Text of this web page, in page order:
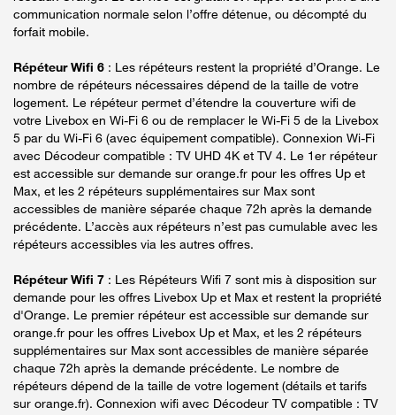
communication normale selon l’offre détenue, ou décompté du
forfait mobile.
Répéteur Wifi 6 : Les répéteurs restent la propriété d’Orange. Le
nombre de répéteurs nécessaires dépend de la taille de votre
logement. Le répéteur permet d’étendre la couverture wifi de
votre Livebox en Wi-Fi 6 ou de remplacer le Wi-Fi 5 de la Livebox
5 par du Wi-Fi 6 (avec équipement compatible). Connexion Wi-Fi
avec Décodeur compatible : TV UHD 4K et TV 4. Le 1er répéteur
est accessible sur demande sur orange.fr pour les offres Up et
Max, et les 2 répéteurs supplémentaires sur Max sont
accessibles de manière séparée chaque 72h après la demande
précédente. L’accès aux répéteurs n’est pas cumulable avec les
répéteurs accessibles via les autres offres.
Répéteur Wifi 7 : Les Répéteurs Wifi 7 sont mis à disposition sur
demande pour les offres Livebox Up et Max et restent la propriété
d'Orange. Le premier répéteur est accessible sur demande sur
orange.fr pour les offres Livebox Up et Max, et les 2 répéteurs
supplémentaires sur Max sont accessibles de manière séparée
chaque 72h après la demande précédente. Le nombre de
répéteurs dépend de la taille de votre logement (détails et tarifs
sur orange.fr). Connexion wifi avec Décodeur TV compatible : TV